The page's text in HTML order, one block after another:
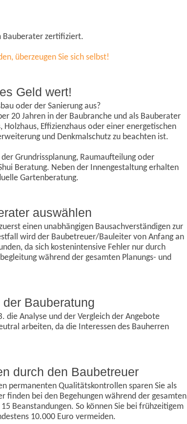
Bauberater zertifiziert.
überzeugen Sie sich selbst!
Geld wert!
oder der Sanierung aus?
20 Jahren in der Baubranche und als Bauberater
Effizienzhaus oder einer energetischen
und Denkmalschutz zu beachten ist.
Grundrissplanung, Raumaufteilung oder
Beratung. Neben der Innengestaltung erhalten
Gartenberatung.
auswählen
einen unabhängigen Bausachverständigen zur
wird der Baubetreuer/Bauleiter von Anfang an
da sich kostenintensive Fehler nur durch
während der gesamten Planungs- und
Bauberatung
die Analyse und der Vergleich der Angebote
arbeiten, da die Interessen des Bauherren
durch den Baubetreuer
permanenten Qualitätskontrollen sparen Sie als
finden bei den Begehungen während der gesamten
Beanstandungen. So können Sie bei frühzeitigem
10.000 Euro vermeiden.